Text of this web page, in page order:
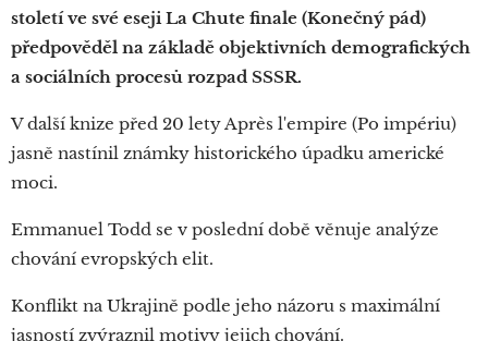
století ve své eseji La Chute finale (Konečný pád)
předpověděl na základě objektivních demografických
a sociálních procesů rozpad SSSR.
V další knize před 20 lety Après l'empire (Po impériu)
jasně nastínil známky historického úpadku americké
moci.
Emmanuel Todd se v poslední době věnuje analýze
chování evropských elit.
Konflikt na Ukrajině podle jeho názoru s maximální
jasností zvýraznil motivy jejich chování.